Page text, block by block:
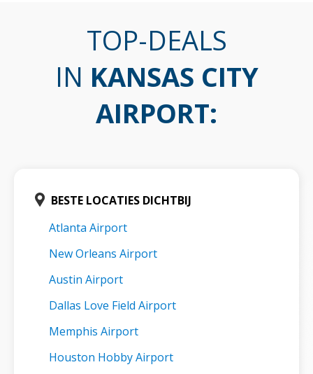
TOP-DEALS
IN KANSAS CITY
AIRPORT:
BESTE LOCATIES DICHTBIJ
Atlanta Airport
New Orleans Airport
Austin Airport
Dallas Love Field Airport
Memphis Airport
Houston Hobby Airport